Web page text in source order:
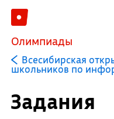
Олимпиады
Всесибирская
школьников по
Задания